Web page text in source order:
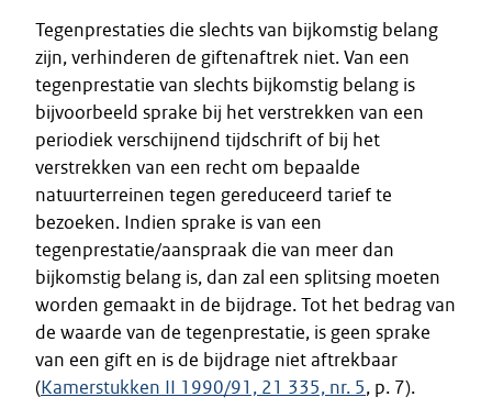
Tegenprestaties die slechts van bijkomstig belang
zijn, verhinderen de giftenaftrek niet. Van een
tegenprestatie van slechts bijkomstig belang is
bijvoorbeeld sprake bij het verstrekken van een
periodiek verschijnend tijdschrift of bij het
verstrekken van een recht om bepaalde
natuurterreinen tegen gereduceerd tarief te
bezoeken. Indien sprake is van een
tegenprestatie/aanspraak die van meer dan
bijkomstig belang is, dan zal een splitsing moeten
worden gemaakt in de bijdrage. Tot het bedrag van
de waarde van de tegenprestatie, is geen sprake
van een gift en is de bijdrage niet aftrekbaar
(Kamerstukken II 1990/91, 21 335, nr. 5, p. 7).